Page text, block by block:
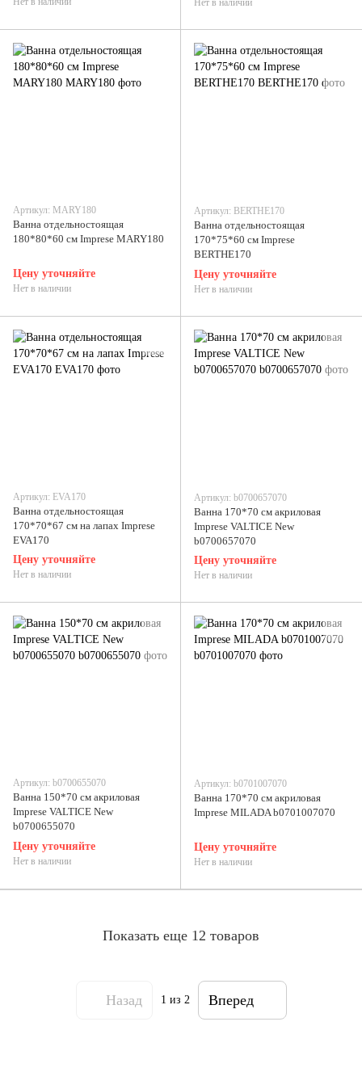
Нет в наличии
Артикул: MARY180
Ванна отдельностоящая
180*80*60 см Imprese MARY180
Цену уточняйте
Нет в наличии
Артикул: BERTHE170
Ванна отдельностоящая
170*75*60 см Imprese
BERTHE170
Цену уточняйте
Нет в наличии
Артикул: EVA170
Ванна отдельностоящая
170*70*67 см на лапах Imprese
EVA170
Цену уточняйте
Нет в наличии
Артикул: b0700657070
Ванна 170*70 см акриловая
Imprese VALTICE New
b0700657070
Цену уточняйте
Нет в наличии
Артикул: b0700655070
Ванна 150*70 см акриловая
Imprese VALTICE New
b0700655070
Цену уточняйте
Нет в наличии
Артикул: b0701007070
Ванна 170*70 см акриловая
Imprese MILADA b0701007070
Цену уточняйте
Нет в наличии
Показать еще 12 товаров
Назад 1 из 2 Вперед